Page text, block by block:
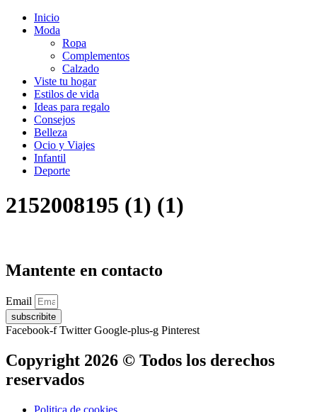
Inicio
Moda
Ropa
Complementos
Calzado
Viste tu hogar
Estilos de vida
Ideas para regalo
Consejos
Belleza
Ocio y Viajes
Infantil
Deporte
2152008195 (1) (1)
Mantente en contacto
Email
subscribite
Facebook-f Twitter Google-plus-g Pinterest
Copyright 2026 © Todos los derechos
reservados
Politica de cookies